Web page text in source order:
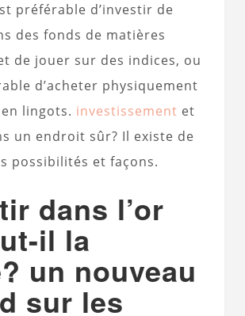
préférable d’investir de
des fonds de matières
de jouer sur des indices, ou
d’acheter physiquement
lingots. investissement et
un endroit sûr? Il existe de
possibilités et façons.
dans l’or
il la
un nouveau
sur les